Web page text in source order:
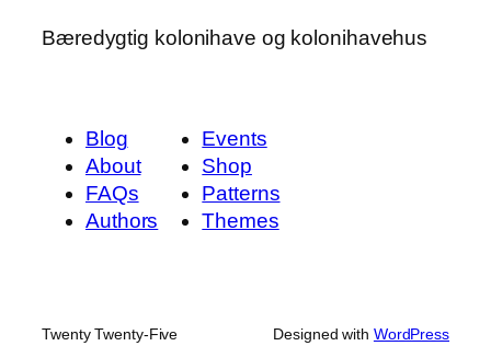
Bæredygtig kolonihave og kolonihavehus
Blog
About
FAQs
Authors
Events
Shop
Patterns
Themes
Twenty Twenty-Five Designed with WordPress